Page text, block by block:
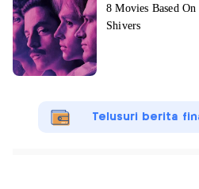
Telusuri berita